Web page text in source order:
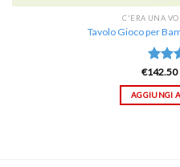
C'ERA UNA
Tavolo Gioco per
5.00
€142.50
AGGIUNGI